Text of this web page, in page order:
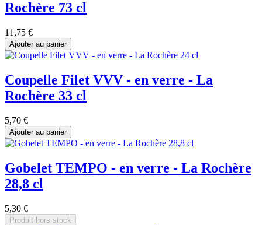
Rochère 73 cl
11,75 €
Ajouter au panier
Coupelle Filet VVV - en verre - La
Rochère 33 cl
5,70 €
Ajouter au panier
Gobelet TEMPO - en verre - La Rochère
28,8 cl
5,30 €
Produit hors stock